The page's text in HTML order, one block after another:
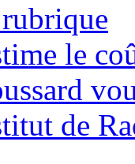
le
de